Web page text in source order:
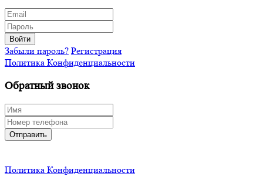
Войти
Забыли пароль? Регистрация
Политика Конфиденциальности
Обратный звонок
Отправить
Политика Конфиденциальности